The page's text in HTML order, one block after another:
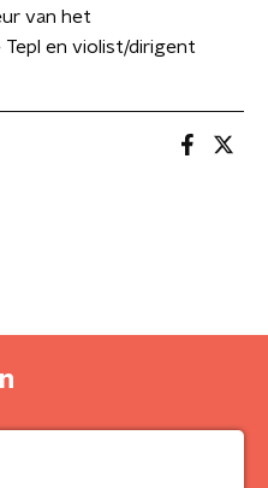
van het
en violist/dirigent